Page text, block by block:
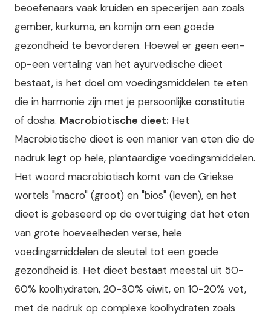
beoefenaars vaak kruiden en specerijen aan zoals
gember, kurkuma, en komijn om een goede
gezondheid te bevorderen. Hoewel er geen een-
op-een vertaling van het ayurvedische dieet
bestaat, is het doel om voedingsmiddelen te eten
die in harmonie zijn met je persoonlijke constitutie
of dosha. Macrobiotische dieet: Het
Macrobiotische dieet is een manier van eten die de
nadruk legt op hele, plantaardige voedingsmiddelen.
Het woord macrobiotisch komt van de Griekse
wortels "macro" (groot) en "bios" (leven), en het
dieet is gebaseerd op de overtuiging dat het eten
van grote hoeveelheden verse, hele
voedingsmiddelen de sleutel tot een goede
gezondheid is. Het dieet bestaat meestal uit 50-
60% koolhydraten, 20-30% eiwit, en 10-20% vet,
met de nadruk op complexe koolhydraten zoals